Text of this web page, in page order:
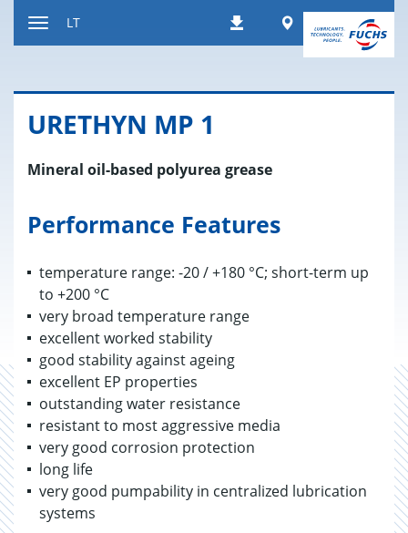
AtsisiuntimaiWorldwide
LT
URET­HYN MP 1
Mineral oil-based polyurea grease
Performance Features
temperature range: -20 / +180 °C; short-term up
to +200 °C
very broad temperature range
excellent worked stability
good stability against ageing
excellent EP properties
outstanding water resistance
resistant to most aggressive media
very good corrosion protection
long life
very good pumpability in centralized lubrication
systems